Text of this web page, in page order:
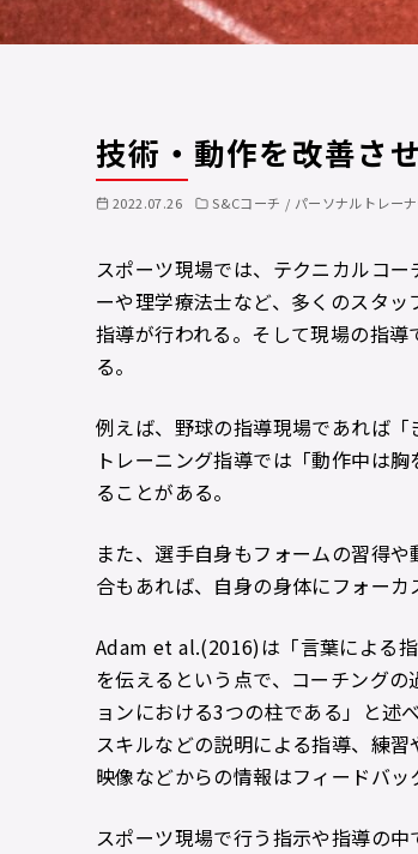
技術・動作を改善さ
2022.07.26 S&Cコーチ / パーソナルトレー
スポーツ現場では、テクニカルコ
ーや理学療法士など、多くのスタ
指導が行われる。そして現場の指
る。
例えば、野球の指導現場であれば
トレーニング指導では「動作中は
ることがある。
また、選手自身もフォームの習得
合もあれば、自身の身体にフォーカ
Adam et al.(2016)は「言葉による
を伝えるという点で、コーチング
ョンにおける3つの柱である」と述
スキルなどの説明による指導、練
映像などからの情報はフィードバ
スポーツ現場で行う指示や指導の